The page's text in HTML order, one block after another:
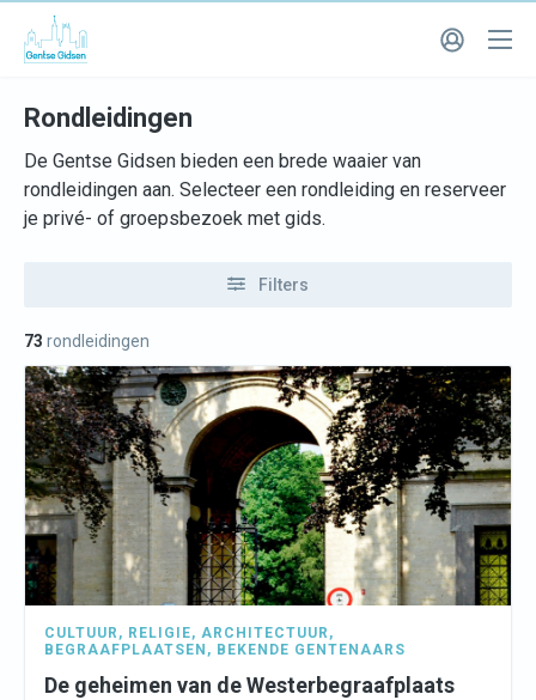
Rondleidingen
De Gentse Gidsen bieden een brede waaier van
rondleidingen aan. Selecteer een rondleiding en reserveer
je privé- of groepsbezoek met gids.
Filters
73 rondleidingen
CULTUUR , RELIGIE, ARCHITECTUUR ,
BEGRAAFPLAATSEN , BEKENDE GENTENAARS
De geheimen van de Westerbegraafplaats